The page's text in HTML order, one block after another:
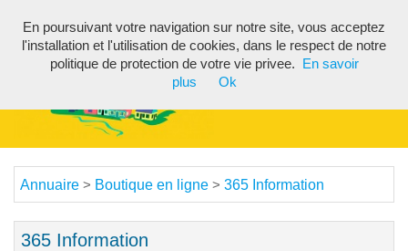
Annuaire > Boutique en ligne > 365 Information
365 Information
En poursuivant votre navigation sur notre site, vous acceptez
l'installation et l'utilisation de cookies, dans le respect de notre
politique de protection de votre vie privee.
En savoir
plus
Ok